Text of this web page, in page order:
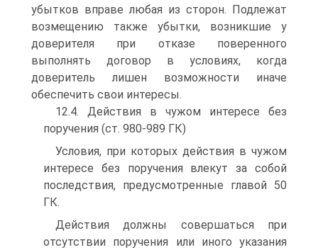
убытков вправе любая из сторон. Подлежат
возмещению также убытки, возникшие у
доверителя при отказе поверенного
выполнять договор в условиях, когда
доверитель лишен возможности иначе
обеспечить свои интересы.
12.4. Действия в чужом интересе без
поручения (ст. 980-989 ГК)
Условия, при которых действия в чужом
интересе без поручения влекут за собой
последствия, предусмотренные главой 50
ГК.
Действия должны совершаться при
отсутствии поручения или иного указания